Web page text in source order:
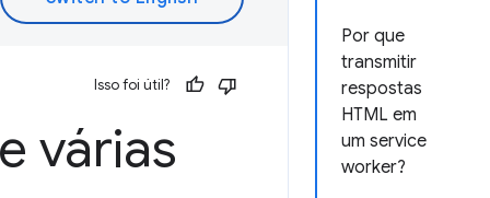
Por que
transmitir
respostas
HTML em
um service
worker?
Isso foi útil?
várias